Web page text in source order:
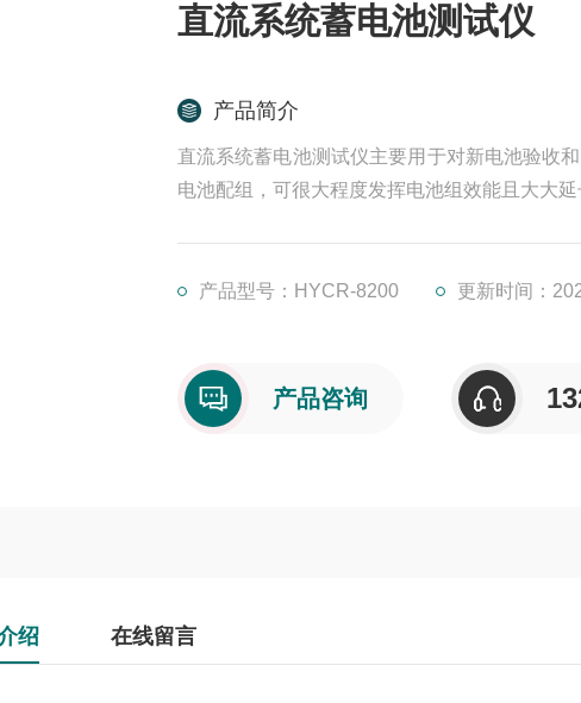
直流系统蓄电池测试仪
产品简介
直流系统蓄电池测试仪主要用于对新电池验收
电池配组，可很大程度发挥电池组效能且大大延
产品型号：HYCR-8200 更新时间：
产品咨询
绍 在线留言